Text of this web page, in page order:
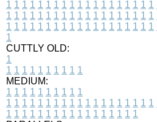
1 1 1 1 1 1 1 1 1 1 1 1 1 1 1 1 1 1 1
1 1 1 1 1 1 1 1 1 1 1 1 1 1 1 1 1 1 1
1 1 1 1 1 1 1 1 1 1 1 1 1 1 1 1 1 1 1
1
CUTTLY OLD:
1
1 1 1 1 1 1 1 1 1 1
MEDIUM:
1 1 1 1 1 1 1 1 1 1
1 1 1 1 1 1 1 1 1 1 1 1 1 1 1 1 1 1 1
1 1 1 1 1 1 1 1 1 1 1 1 1 1 1 1 1